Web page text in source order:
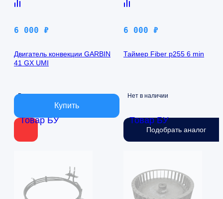
Товар БУ
6 000 ₽
Двигатель конвекции GARBIN
41 GX UMI
В наличии
Товар БУ
6 000 ₽
Таймер Fiber p255 6 min
Нет в наличии
Подобрать аналог